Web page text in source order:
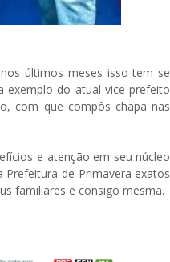
últimos meses isso tem se
exemplo do atual vice-prefeito
com que compôs chapa nas
e atenção em seu núcleo
de Primavera exatos
familiares e consigo mesma.